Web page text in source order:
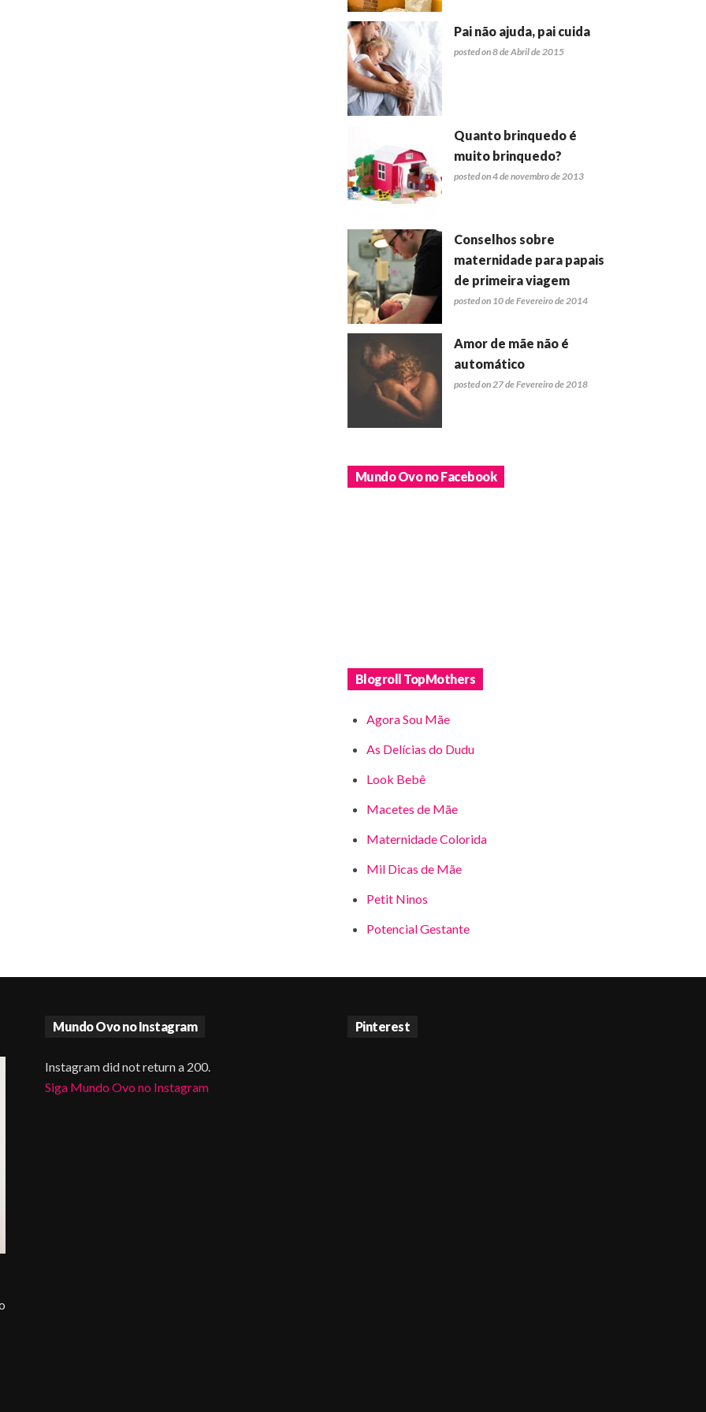
Pai não ajuda, pai cuida
posted on 8 de Abril de 2015
Quanto brinquedo é
muito brinquedo?
posted on 4 de novembro de 2013
Conselhos sobre
maternidade para papais
de primeira viagem
posted on 10 de Fevereiro de 2014
Amor de mãe não é
automático
posted on 27 de Fevereiro de 2018
Mundo Ovo no Facebook
Blogroll TopMothers
Agora Sou Mãe
As Delícias do Dudu
Look Bebê
Macetes de Mãe
Maternidade Colorida
Mil Dicas de Mãe
Petit Ninos
Potencial Gestante
Mundo Ovo no Instagram
Instagram did not return a 200.
Siga Mundo Ovo no Instagram
Pinterest